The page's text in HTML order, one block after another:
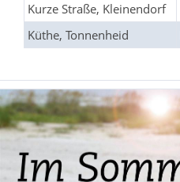
Kurze Straße, Kleinendorf
Küthe, Tonnenheid